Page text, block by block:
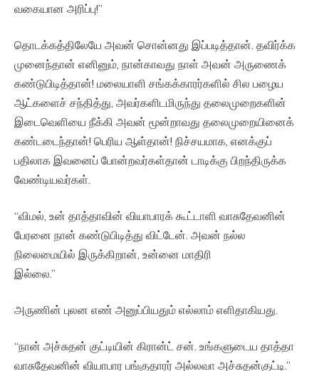
வகையான அரிப்பு!”
தொடக்கத்திலேயே அவன் சொன்னது இப்படித்தான். தவிர்க்க
முனைந்தான் எனினும், நான்காவது நாள் அவன் அருணைக்
கண்டுபிடித்தான்! மலையாளி சங்கக்காரர்களில் சில பழைய
ஆட்களைச் சந்தித்து, அவர்களிடமிருந்து தலைமுறைகளின்
இடைவெளியை நீக்கி அவன் மூன்றாவது தலைமுறையினைக்
கண்டடைந்தான்! பெரிய ஆள்தான்! நிச்சயமாக, எனக்குப்
பதிலாக இவனைப் போன்றவர்கள்தான் டாடிக்கு பிறந்திருக்க
வேண்டியவர்கள்.
“விமல், உன் தாத்தாவின் வியாபாரக் கூட்டாளி வாசுதேவனின்
பேரனை நான் கண்டுபிடித்து விட்டேன். அவன் நல்ல
நிலைமையில் இருக்கிறான், உன்னை மாதிரி
இல்லை.”
அருணின் புலன எண் அனுப்பியதும் எல்லாம் எளிதாகியது.
“நான் அச்சுதன் குட்டியின் கிரான்ட் சன். உங்களுடைய தாத்தா
வாசுதேவனின் வியாபார பங்குதாரர் அல்லவா அச்சுதன்குட்டி.”